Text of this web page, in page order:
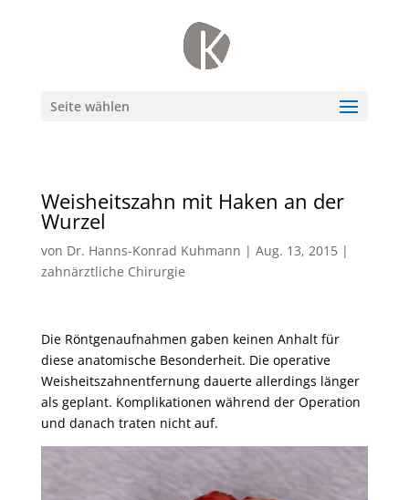
Seite wählen
Weisheitszahn mit Haken an der
Wurzel
von Dr. Hanns-Konrad Kuhmann | Aug. 13, 2015|
zahnärztliche Chirurgie
Die Röntgenaufnahmen gaben keinen Anhalt für
diese anatomische Besonderheit. Die operative
Weisheitszahnentfernung dauerte allerdings länger
als geplant. Komplikationen während der Operation
und danach traten nicht auf.